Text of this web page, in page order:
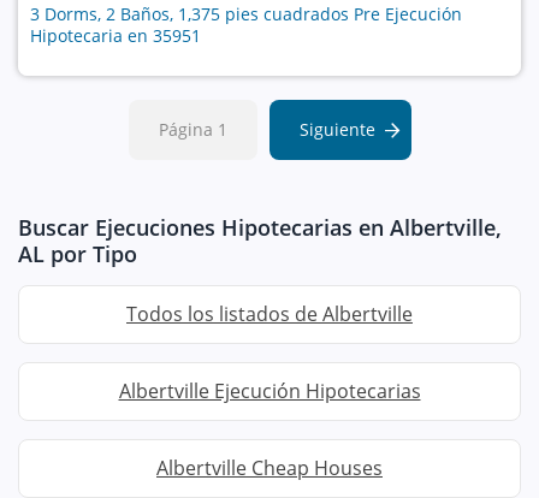
3 Dorms, 2 Baños, 1,375 pies cuadrados Pre Ejecución
Hipotecaria en 35951
Página 1 Siguiente
Buscar Ejecuciones Hipotecarias en Albertville,
AL por Tipo
Todos los listados de Albertville
Albertville Ejecución Hipotecarias
Albertville Cheap Houses